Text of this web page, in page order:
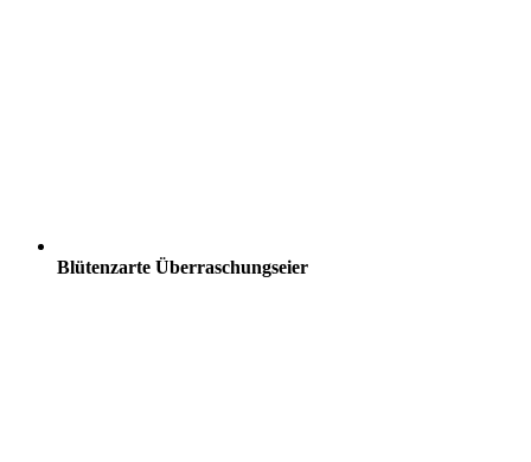
Blütenzarte Überraschungseier